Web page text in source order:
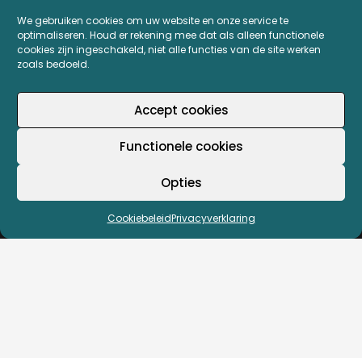
We gebruiken cookies om uw website en onze service te
optimaliseren. Houd er rekening mee dat als alleen functionele
cookies zijn ingeschakeld, niet alle functies van de site werken
zoals bedoeld.
Accept cookies
Functionele cookies
Opties
CookiebeleidPrivacyverklaring
ROBOTO GROEP
Roboto Groep
MIJN PRINTERPLAZA.NL